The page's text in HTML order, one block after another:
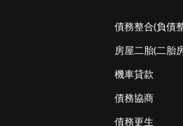
債務整合(負債
房屋二胎(二胎
機車貸款
債務協商
債務更生